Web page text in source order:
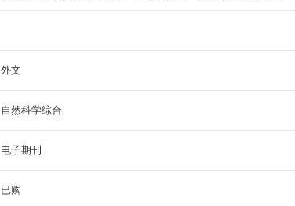
外文
自然科学综合
电子期刊
已购